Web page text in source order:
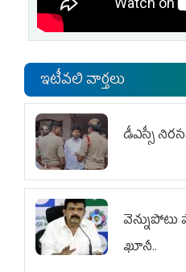
ఇటీవలి వార్తలు
డీఎస్సీ
ఖూనీ..